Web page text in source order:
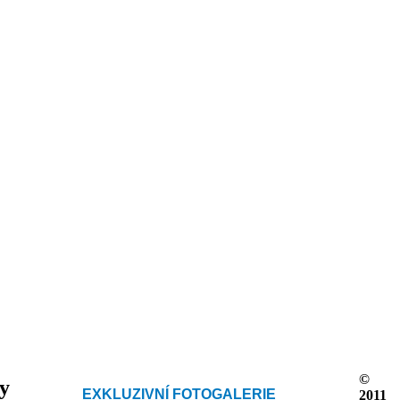
EXKLUZIVNÍ FOTOGALERIE
©
2011